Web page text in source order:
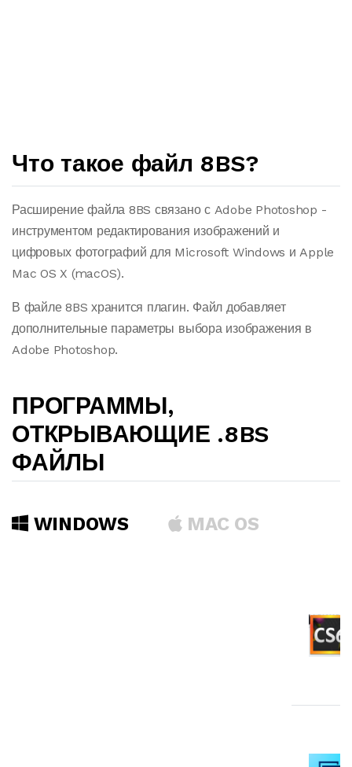
Что такое файл 8BS?
Расширение файла 8BS связано с Adobe Photoshop -
инструментом редактирования изображений и
цифровых фотографий для Microsoft Windows и Apple
Mac OS X (macOS).
В файле 8BS хранится плагин. Файл добавляет
дополнительные параметры выбора изображения в
Adobe Photoshop.
ПРОГРАММЫ,
ОТКРЫВАЮЩИЕ .8BS
ФАЙЛЫ
WINDOWS MAC OS